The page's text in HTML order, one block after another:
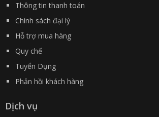
Thông tin thanh toán
Chính sách đại lý
Hỗ trợ mua hàng
Quy chế
Tuyển Dụng
Phản hồi khách hàng
Dịch vụ